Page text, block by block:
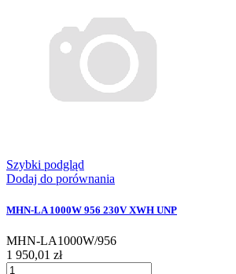
Szybki podgląd
Dodaj do porównania
MHN-LA 1000W 956 230V XWH UNP
MHN-LA1000W/956
1 950,01 zł